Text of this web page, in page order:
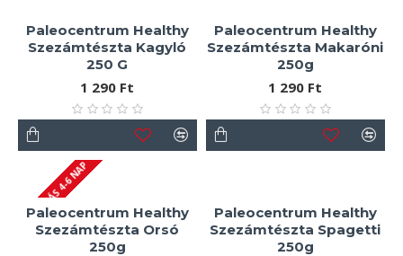
Paleocentrum Healthy
Szezámtészta Kagyló
250 G
1 290 Ft
Paleocentrum Healthy
Szezámtészta Makaróni
250g
1 290 Ft
SZÁLLÍTÁS 4-6 NAP
Paleocentrum Healthy
Szezámtészta Orsó
250g
Paleocentrum Healthy
Szezámtészta Spagetti
250g